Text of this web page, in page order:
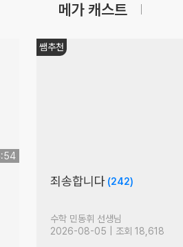
메가 캐스트
쌤추천
죄송합니다 (242)
수학 민동휘 선생님
2026-08-05 | 조회 18,618